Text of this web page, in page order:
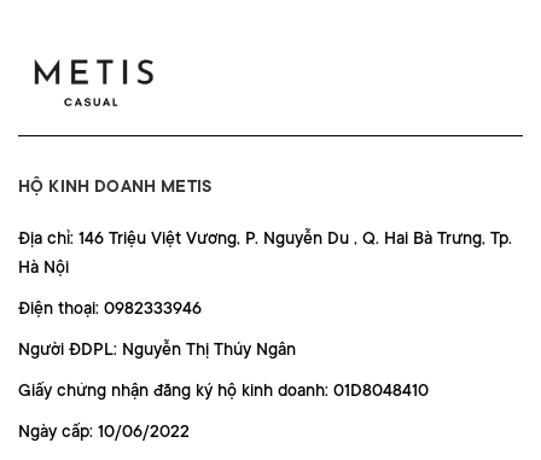
HỘ KINH DOANH METIS
Địa chỉ: 146 Triệu Việt Vương, P. Nguyễn Du , Q. Hai Bà Trưng, Tp.
Hà Nội
Điện thoại: 0982333946
Người ĐDPL: Nguyễn Thị Thúy Ngân
Giấy chứng nhận đăng ký hộ kinh doanh: 01D8048410
Ngày cấp: 10/06/2022